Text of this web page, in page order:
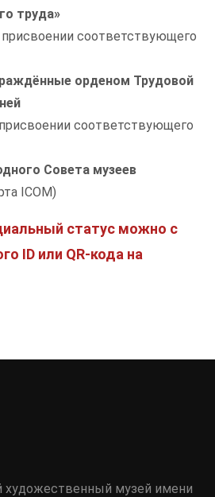
труда»
соответствующего
орденом Трудовой
соответствующего
Совета музеев
ICOM)
статус можно с
ID или QR-кода на
художественный музей имени